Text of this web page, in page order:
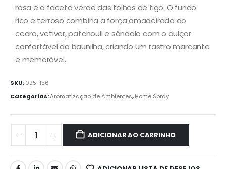
rosa e a faceta verde das folhas de figo. O fundo
rico e terroso combina a força amadeirada do
cedro, vetiver, patchouli e sândalo com o dulçor
confortável da baunilha, criando um rastro marcante
e memorável.
SKU:025-156
Categorias:Aromatização de Ambientes,Home Spray
ADICIONAR AO CARRINHO